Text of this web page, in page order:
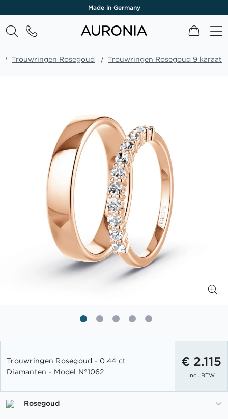
Made in Germany
Trouwringen Rosegoud Trouwringen Rosegoud 9 karaat
het
begin
de
afbeeldingen-
Trouwringen Rosegoud - 0.44 ct
Diamanten - Model N°1062
€ 2.115
Incl. BTW
Rosegoud